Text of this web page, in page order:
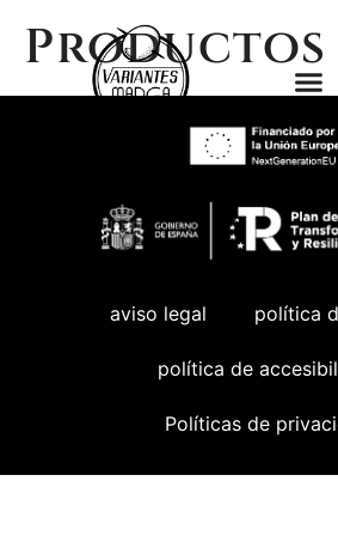
Productos
aviso legal política
política de
Políticas de